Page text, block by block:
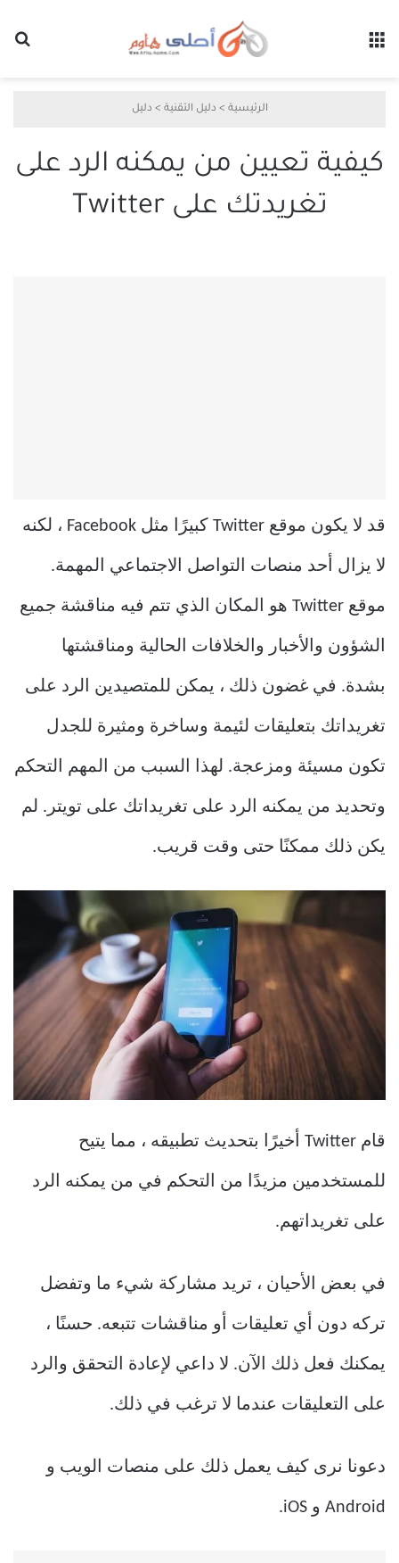
الرئيسية > دليل التقنية > دليل
كيفية تعيين من يمكنه الرد على
تغريدتك على Twitter
قد لا يكون موقع Twitter كبيرًا مثل Facebook ، لكنه
لا يزال أحد منصات التواصل الاجتماعي المهمة.
موقع Twitter هو المكان الذي تتم فيه مناقشة جميع
الشؤون والأخبار والخلافات الحالية ومناقشتها
بشدة. في غضون ذلك ، يمكن للمتصيدين الرد على
تغريداتك بتعليقات لئيمة وساخرة ومثيرة للجدل
تكون مسيئة ومزعجة. لهذا السبب من المهم التحكم
وتحديد من يمكنه الرد على تغريداتك على تويتر. لم
يكن ذلك ممكنًا حتى وقت قريب.
قام Twitter أخيرًا بتحديث تطبيقه ، مما يتيح
للمستخدمين مزيدًا من التحكم في من يمكنه الرد
على تغريداتهم.
في بعض الأحيان ، تريد مشاركة شيء ما وتفضل
تركه دون أي تعليقات أو مناقشات تتبعه. حسنًا ،
يمكنك فعل ذلك الآن. لا داعي لإعادة التحقق والرد
على التعليقات عندما لا ترغب في ذلك.
دعونا نرى كيف يعمل ذلك على منصات الويب و
Android و iOS.